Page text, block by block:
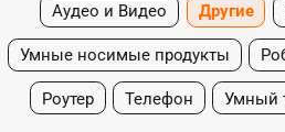
Аудео и Видео Другие
Умные носимые продукты
Роутер Телефон Умный